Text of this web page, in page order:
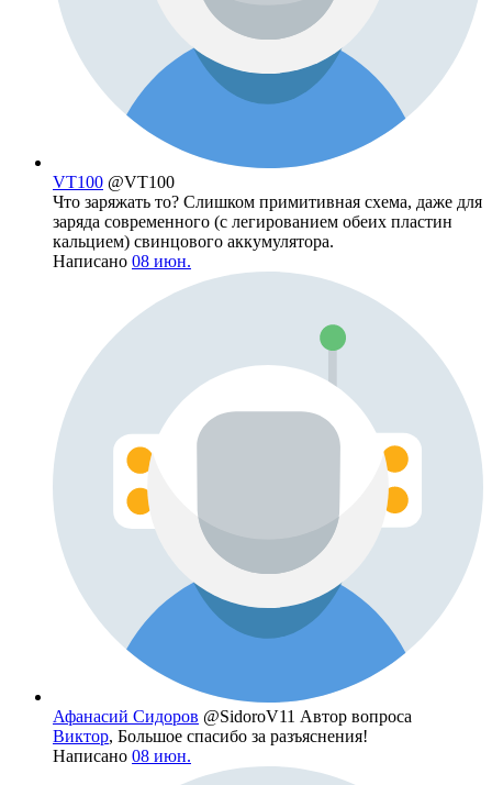
VT100 @VT100
Что заряжать то? Слишком примитивная схема, даже для
заряда современного (с легированием обеих пластин
кальцием) свинцового аккумулятора.
Написано 08 июн.
Афанасий Сидоров @SidoroV11 Автор вопроса
Виктор, Большое спасибо за разъяснения!
Написано 08 июн.